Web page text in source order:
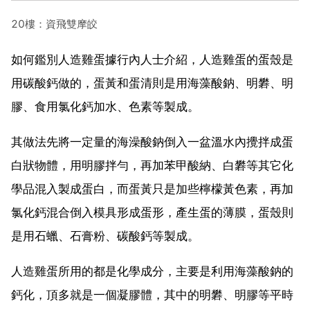
20樓：資飛雙摩皎
如何鑑別人造雞蛋據行內人士介紹，人造雞蛋的蛋殼是
用碳酸鈣做的，蛋黃和蛋清則是用海藻酸鈉、明礬、明
膠、食用氯化鈣加水、色素等製成。
其做法先將一定量的海澡酸鈉倒入一盆溫水內攪拌成蛋
白狀物體，用明膠拌勻，再加苯甲酸納、白礬等其它化
學品混入製成蛋白，而蛋黃只是加些檸檬黃色素，再加
氯化鈣混合倒入模具形成蛋形，產生蛋的薄膜，蛋殼則
是用石蠟、石膏粉、碳酸鈣等製成。
人造雞蛋所用的都是化學成分，主要是利用海藻酸鈉的
鈣化，頂多就是一個凝膠體，其中的明礬、明膠等平時